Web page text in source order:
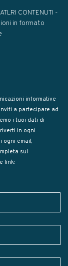
CONTENUTI -
in formato
informative
a partecipare ad
i tuoi dati di
in ogni
ogni email,
sul
link: